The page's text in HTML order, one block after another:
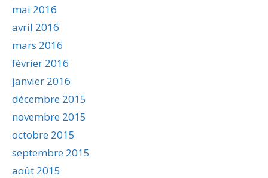
mai 2016
avril 2016
mars 2016
février 2016
janvier 2016
décembre 2015
novembre 2015
octobre 2015
septembre 2015
août 2015